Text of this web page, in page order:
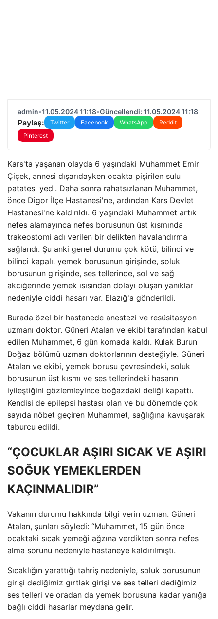
admin•11.05.2024 11:18•Güncellendi: 11.05.2024 11:18
Paylaş: Twitter Facebook WhatsApp
Reddit
Pinterest
Kars'ta yaşanan olayda 6 yaşındaki Muhammet Emir
Çiçek, annesi dışarıdayken ocakta pişirilen sulu
patatesi yedi. Daha sonra rahatsızlanan Muhammet,
önce Digor İlçe Hastanesi'ne, ardından Kars Devlet
Hastanesi'ne kaldırıldı. 6 yaşındaki Muhammet artık
nefes alamayınca nefes borusunun üst kısmında
trakeostomi adı verilen bir delikten havalandırma
sağlandı. Şu anki genel durumu çok kötü, bilinci ve
bilinci kapalı, yemek borusunun girişinde, soluk
borusunun girişinde, ses tellerinde, sol ve sağ
akciğerinde yemek ısısından dolayı oluşan yanıklar
nedeniyle ciddi hasarı var. Elazığ'a gönderildi.
Burada özel bir hastanede anestezi ve resüsitasyon
uzmanı doktor. Güneri Atalan ve ekibi tarafından kabul
edilen Muhammet, 6 gün komada kaldı. Kulak Burun
Boğaz bölümü uzman doktorlarının desteğiyle. Güneri
Atalan ve ekibi, yemek borusu çevresindeki, soluk
borusunun üst kısmı ve ses tellerindeki hasarın
iyileştiğini gözlemleyince boğazdaki deliği kapattı.
Kendisi de epilepsi hastası olan ve bu dönemde çok
sayıda nöbet geçiren Muhammet, sağlığına kavuşarak
taburcu edildi.
“ÇOCUKLAR AŞIRI SICAK VE AŞIRI
SOĞUK YEMEKLERDEN
KAÇINMALIDIR”
Vakanın durumu hakkında bilgi verin uzman. Güneri
Atalan, şunları söyledi: “Muhammet, 15 gün önce
ocaktaki sıcak yemeği ağzına verdikten sonra nefes
alma sorunu nedeniyle hastaneye kaldırılmıştı.
Sıcaklığın yarattığı tahriş nedeniyle, soluk borusunun
girişi dediğimiz gırtlak girişi ve ses telleri dediğimiz
ses telleri ve oradan da yemek borusuna kadar yanığa
bağlı ciddi hasarlar meydana gelir.